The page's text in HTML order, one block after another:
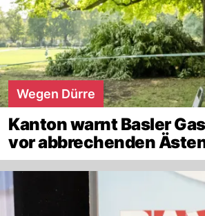
Wegen Dürre
Kanton warnt Basler
vor abbrechenden